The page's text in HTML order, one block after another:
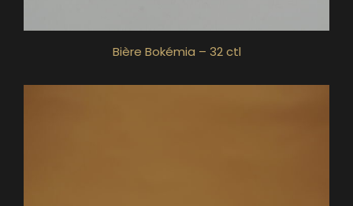
Bière Bokémia – 32 ctl